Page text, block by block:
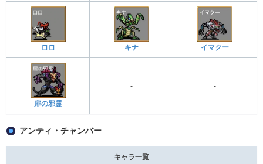
ロロ キナ イマクー
扉の邪霊
- -
アンティ・チャンバー
キャラ一覧